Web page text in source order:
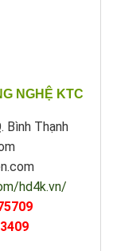
NGHỆ KTC
Bình Thạnh
hd4k.vn/